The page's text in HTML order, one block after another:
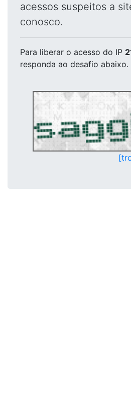
acessos suspeitos a
conosco.
Para liberar o acesso do IP
responda ao desafio abaixo.